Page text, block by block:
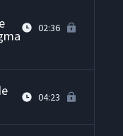
02:36
04:23